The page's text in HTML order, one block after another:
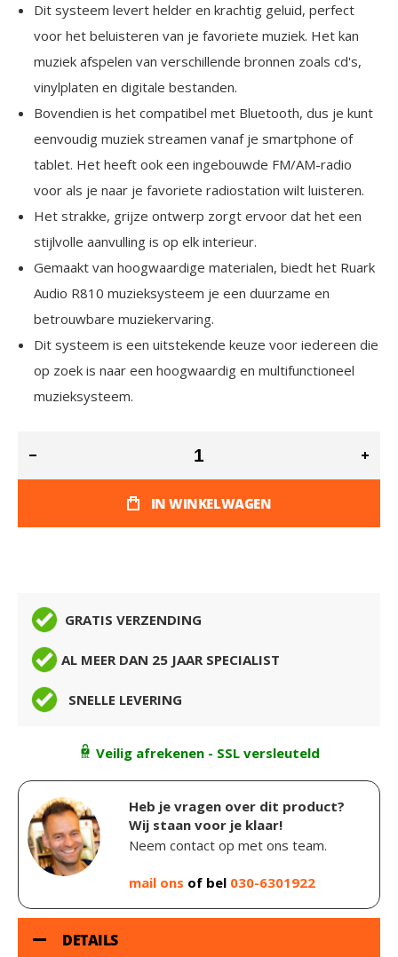
Dit systeem levert helder en krachtig geluid, perfect
voor het beluisteren van je favoriete muziek. Het kan
muziek afspelen van verschillende bronnen zoals cd's,
vinylplaten en digitale bestanden.
Bovendien is het compatibel met Bluetooth, dus je kunt
eenvoudig muziek streamen vanaf je smartphone of
tablet. Het heeft ook een ingebouwde FM/AM-radio
voor als je naar je favoriete radiostation wilt luisteren.
Het strakke, grijze ontwerp zorgt ervoor dat het een
stijlvolle aanvulling is op elk interieur.
Gemaakt van hoogwaardige materialen, biedt het Ruark
Audio R810 muzieksysteem je een duurzame en
betrouwbare muziekervaring.
Dit systeem is een uitstekende keuze voor iedereen die
op zoek is naar een hoogwaardig en multifunctioneel
muzieksysteem.
IN WINKELWAGEN
GRATIS VERZENDING
AL MEER DAN 25 JAAR SPECIALIST
SNELLE LEVERING
Veilig afrekenen - SSL versleuteld
Heb je vragen over dit product?
Wij staan voor je klaar!
Neem contact op met ons team.
mail ons of bel 030-6301922
DETAILS